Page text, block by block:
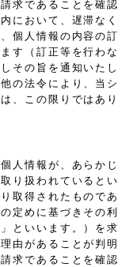
求であることを確認
において、遅滞なく
個人情報の内容の訂
す（訂正等を行わな
その旨を通知いたし
の法令により、当シ
、この限りではあり
人情報が、あらかじ
り扱われているとい
取得されたものであ
定めに基づきその利
といいます。）を求
由があることが判明
求であることを確認